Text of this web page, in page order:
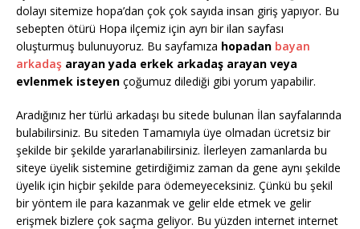
dolayı sitemize hopa’dan çok çok sayıda insan giriş yapıyor. Bu
sebepten ötürü Hopa ilçemiz için ayrı bir ilan sayfası
oluşturmuş bulunuyoruz. Bu sayfamıza hopadan bayan
arkadaş arayan yada erkek arkadaş arayan veya
evlenmek isteyen çoğumuz dilediği gibi yorum yapabilir.
Aradığınız her türlü arkadaşı bu sitede bulunan İlan sayfalarında
bulabilirsiniz. Bu siteden Tamamıyla üye olmadan ücretsiz bir
şekilde bir şekilde yararlanabilirsiniz. İlerleyen zamanlarda bu
siteye üyelik sistemine getirdiğimiz zaman da gene aynı şekilde
üyelik için hiçbir şekilde para ödemeyeceksiniz. Çünkü bu şekil
bir yöntem ile para kazanmak ve gelir elde etmek ve gelir
erişmek bizlere çok saçma geliyor. Bu yüzden internet internet